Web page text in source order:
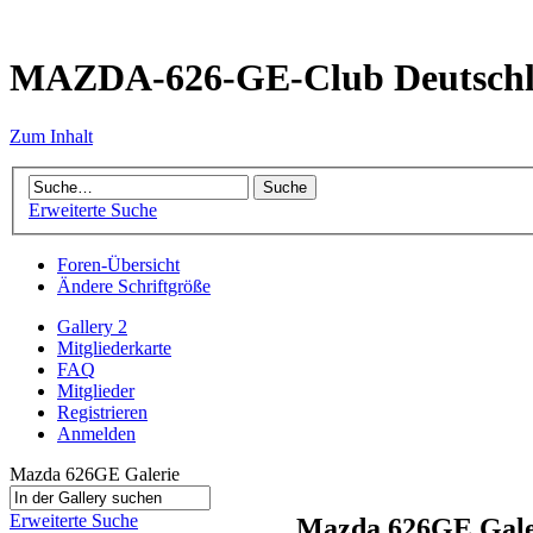
MAZDA-626-GE-Club
Zum Inhalt
Erweiterte Suche
Foren-Übersicht
Ändere Schriftgröße
Gallery 2
Mitgliederkarte
FAQ
Mitglieder
Registrieren
Anmelden
Mazda 626GE Galerie
Erweiterte Suche